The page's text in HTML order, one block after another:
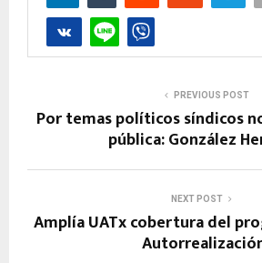
PREVIOUS POST
Por temas políticos síndicos
pública: González
NEXT POST
Amplía UATx cobertura del